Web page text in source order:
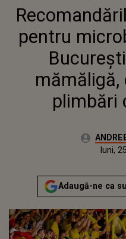
SARMALE ȘI
PLIMBĂRI
pentru
mămăligă,
plimbări
Autor:
luni,
Adaugă-ne ca